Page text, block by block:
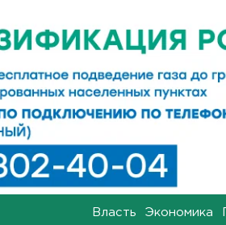
Власть Экономика